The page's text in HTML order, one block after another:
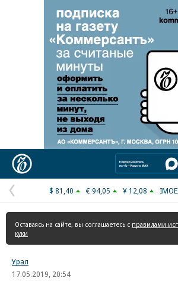
Реклама в «Ъ»
Предыдущая
страница
$ 81,40 € 94,05 ¥ 12,08
Оставаясь на сайте, вы соглашаетесь с правилами
куки
Урал
17.05.2019, 20:54